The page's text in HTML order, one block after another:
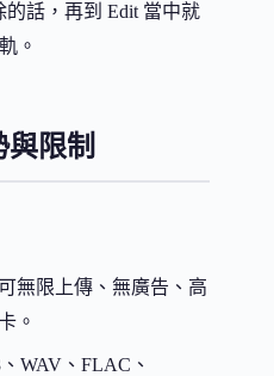
話，再到 Edit 當中就
。
限制
無限上傳、無廣告、高
。
WAV、FLAC、